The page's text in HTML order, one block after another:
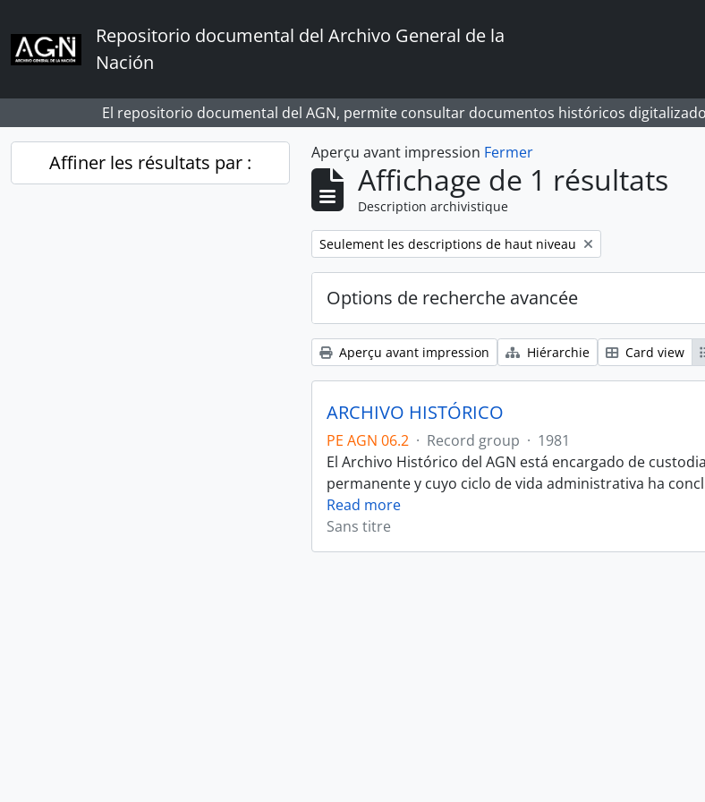
Repositorio documental del Archivo General de la
Nación
El repositorio documental del AGN, permite consultar documentos históricos
Affiner les résultats par : Aperçu avant impression Fermer
Affichage de 1 résultats
Description archivistique
Remove filter:
Seulement les descriptions de haut niveau
Options de recherche avancée
Aperçu avant impression Hiérarchie Card view
ARCHIVO HISTÓRICO
PE AGN 06.2 · Record group · 1981
El Archivo Histórico del AGN está encargado de
permanente y cuyo ciclo de vida administrativa ha
Read more
Sans titre